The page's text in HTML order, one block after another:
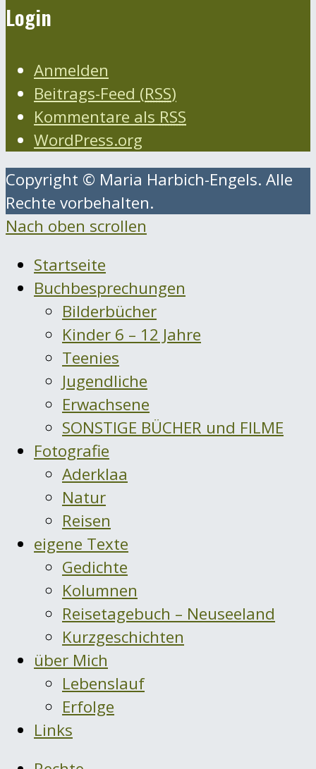
Login
Anmelden
Beitrags-Feed (RSS)
Kommentare als RSS
WordPress.org
Copyright © Maria Harbich-Engels. Alle
Rechte vorbehalten.
Nach oben scrollen
Startseite
Buchbesprechungen
Bilderbücher
Kinder 6 – 12 Jahre
Teenies
Jugendliche
Erwachsene
SONSTIGE BÜCHER und FILME
Fotografie
Aderklaa
Natur
Reisen
eigene Texte
Gedichte
Kolumnen
Reisetagebuch – Neuseeland
Kurzgeschichten
über Mich
Lebenslauf
Erfolge
Links